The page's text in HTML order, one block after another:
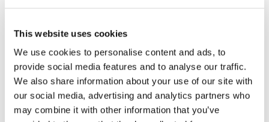
This website uses cookies
We use cookies to personalise content and ads, to
provide social media features and to analyse our traffic.
We also share information about your use of our site with
our social media, advertising and analytics partners who
may combine it with other information that you’ve
Foto
Coperchio spazzola principale (nero)
Coperchio spazzola principale (nero)
Numero di modello
Coperchio spazzola
principale (nero)